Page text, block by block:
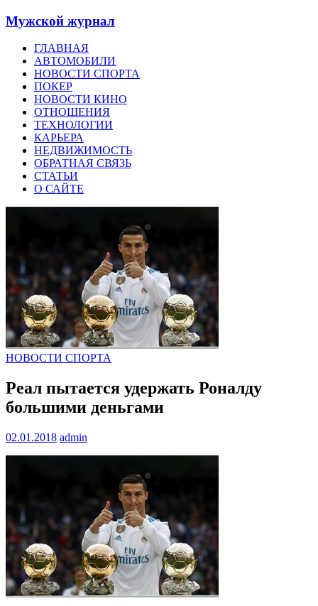
Мужской журнал
ГЛАВНАЯ
АВТОМОБИЛИ
НОВОСТИ СПОРТА
ПОКЕР
НОВОСТИ КИНО
ОТНОШЕНИЯ
ТЕХНОЛОГИИ
КАРЬЕРА
НЕДВИЖИМОСТЬ
ОБРАТНАЯ СВЯЗЬ
СТАТЬИ
О САЙТЕ
НОВОСТИ СПОРТА
Реал пытается удержать Роналду
большими деньгами
02.01.2018 admin